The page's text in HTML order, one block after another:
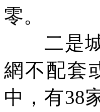
零。
二是城
網不配套
中，有38